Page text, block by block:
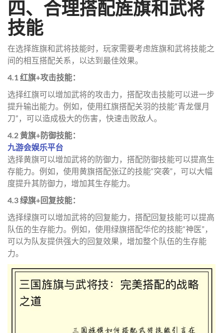
四、合理搭配旌旗和武将
技能
在选择旌旗和武将技能时，玩家需要考虑旌旗和武将技能之
间的相互搭配关系，以达到最佳效果。
4.1 红旗+攻击技能：
选择红旗可以增加武将的攻击力，搭配攻击技能可以进一步
提升输出能力。例如，使用红旗搭配关羽的技能“青龙偃月
刀”，可以造成极大的伤害，快速击败敌人。
4.2 黄旗+防御技能：
九游会娱乐平台
选择黄旗可以增加武将的防御力，搭配防御技能可以提高生
存能力。例如，使用黄旗搭配张辽的技能“突袭”，可以大幅
度提升其防御力，增加其生存能力。
4.3 绿旗+回复技能：
选择绿旗可以增加武将的回复能力，搭配回复技能可以提高
队伍的生存能力。例如，使用绿旗搭配华佗的技能“神医”，
可以为队友提供强大的回复效果，增加整个队伍的生存能
力。